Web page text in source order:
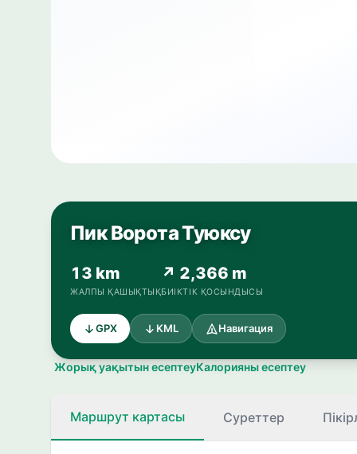
Пик Ворота Туюксу
13 km
ЖАЛПЫ ҚАШЫҚТЫҚ
↗ 2,366 m
БИІКТІК ҚОСЫНДЫСЫ
GPX KML Навигация
Жорық уақытын есептеуКалорияны есептеу
Маршрут картасы Суреттер